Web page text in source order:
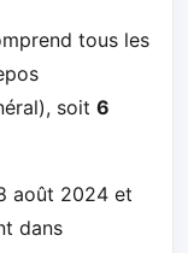
tous les
soit 6
août 2024 et
dans